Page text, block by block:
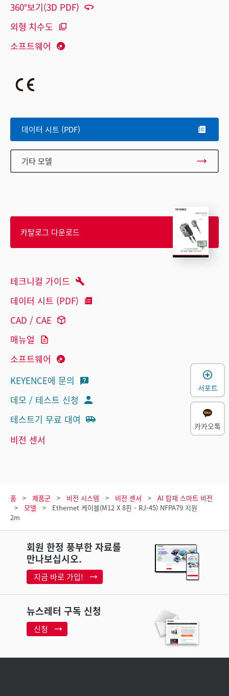
360°보기(3D PDF)
외형 치수도
소프트웨어
데이터 시트 (PDF)
기타 모델
카탈로그 다운로드
테크니컬 가이드
데이터 시트 (PDF)
CAD / CAE
매뉴얼
소프트웨어
KEYENCE에 문의
데모 / 테스트 신청
테스트기 무료 대여
비전 센서
홈 제품군 비전 시스템 비전 센서
AI 탑재 스마트 비전
모델
Ethernet 케이블(M12 X 8핀 - RJ-45) NFPA79 지원
2m
회원 한정 풍부한 자료를
만나보십시오.
지금 바로 가입!
뉴스레터 구독 신청
신청
서포트
카카오톡